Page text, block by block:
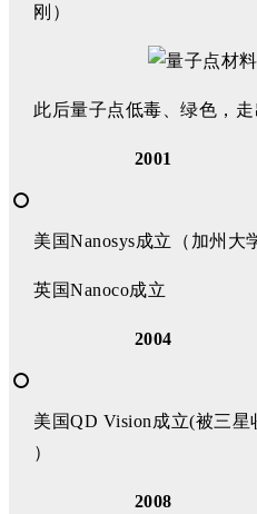
刚）
此后量子点低毒、绿色，
2001
美国Nanosys成立（加州大
英国Nanoco成立
2004
美国QD Vision成立(被三星
）
2008